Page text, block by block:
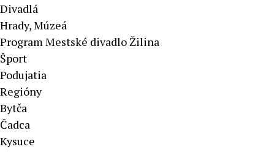
Divadlá
Hrady, Múzeá
Program Mestské divadlo Žilina
Šport
Podujatia
Regióny
Bytča
Čadca
Kysuce